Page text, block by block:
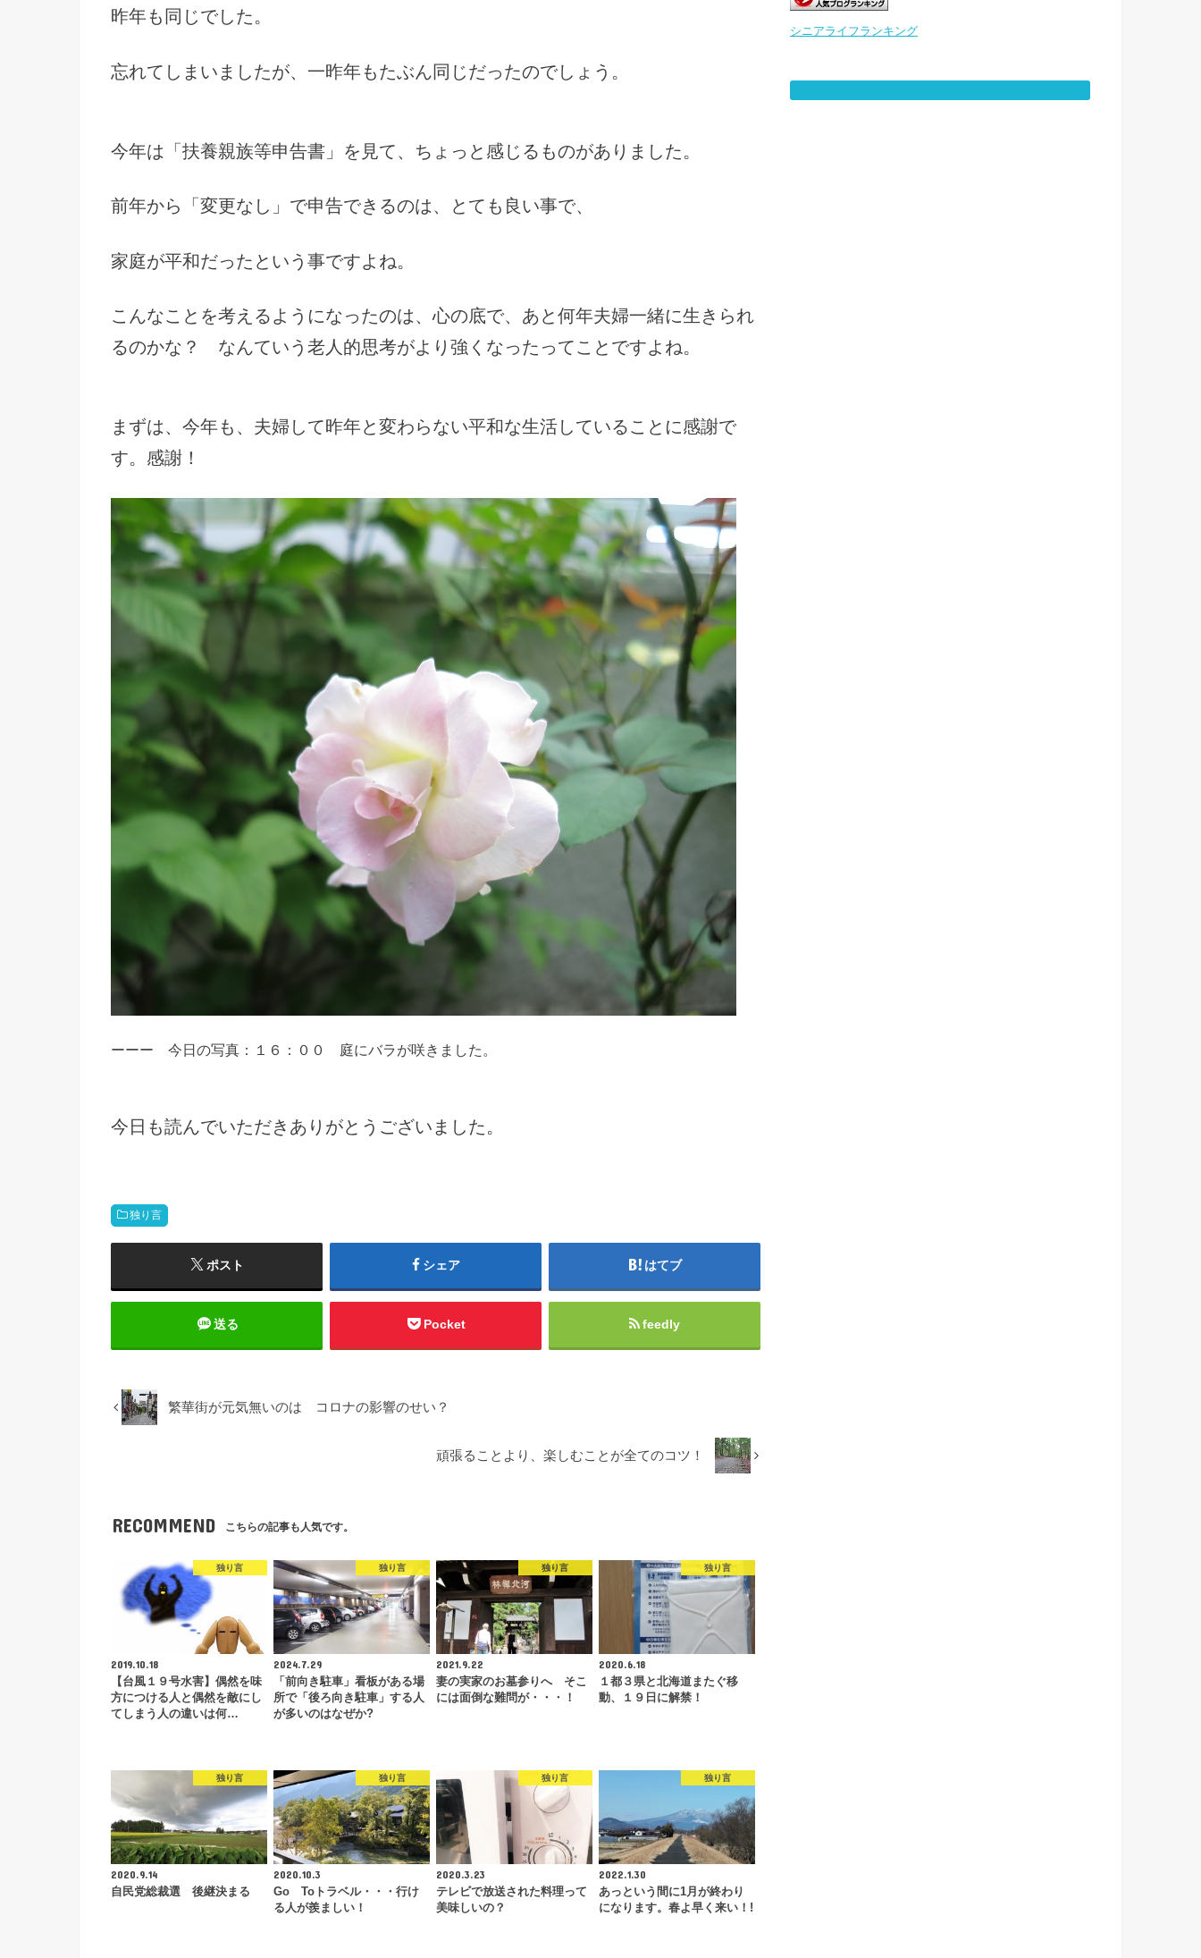
昨年も同じでした。
忘れてしまいましたが、一昨年もたぶん同じだったのでしょう。
今年は「扶養親族等申告書」を見て、ちょっと感じるものがありました。
前年から「変更なし」で申告できるのは、とても良い事で、
家庭が平和だったという事ですよね。
こんなことを考えるようになったのは、心の底で、あと何年夫婦一緒に生きられ
るのかな？ なんていう老人的思考がより強くなったってことですよね。
まずは、今年も、夫婦して昨年と変わらない平和な生活していることに感謝で
す。感謝！
ーーー 今日の写真：１６：００ 庭にバラが咲きました。
今日も読んでいただきありがとうございました。
独り言
ポスト シェア はてブ
送る Pocket feedly
繁華街が元気無いのは コロナの影響のせい？
頑張ることより、楽しむことが全てのコツ！
RECOMMEND こちらの記事も人気です。
独り言
2019.10.18
【台風１９号水害】偶然を味
方につける人と偶然を敵にし
てしまう人の違いは何…
独り言
2024.7.29
「前向き駐車」看板がある場
所で「後ろ向き駐車」する人
が多いのはなぜか?
独り言
2021.9.22
妻の実家のお墓参りへ そこ
には面倒な難問が・・・！
独り言
2020.6.18
１都３県と北海道またぐ移
動、１９日に解禁！
独り言
2020.9.14
自民党総裁選 後継決まる
独り言
2020.10.3
Go Toトラベル・・・行け
る人が羨ましい！
独り言
2020.3.23
テレビで放送された料理って
美味しいの？
独り言
2022.1.30
あっという間に1月が終わり
になります。春よ早く来い！!
シニアライフランキング